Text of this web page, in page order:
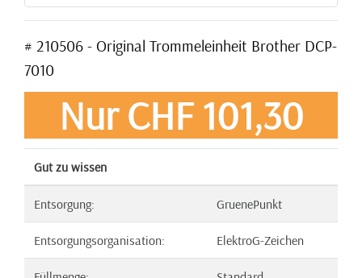
# 210506 - Original Trommeleinheit Brother DCP-
7010
Nur CHF 101,30
Gut zu wissen
Entsorgung: GruenePunkt
Entsorgungsorganisation: ElektroG-Zeichen